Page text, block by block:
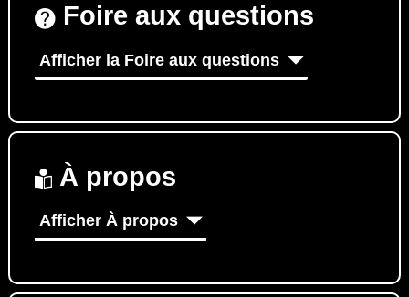
Foire aux questions
Afficher la Foire aux questions
À propos
Afficher À propos